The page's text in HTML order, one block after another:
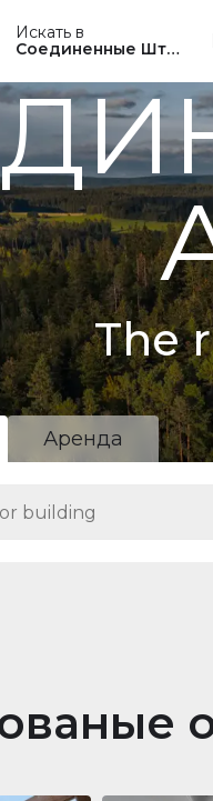
Искать в
Соединенные Штаты
The
Аренда